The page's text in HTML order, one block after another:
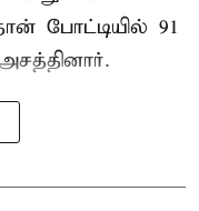
போட்டியில் 91